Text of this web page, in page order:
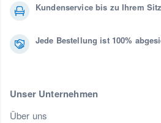
Kundenservice bis zu Ihrem
Jede Bestellung ist 100%
Unser Unternehmen
Über uns